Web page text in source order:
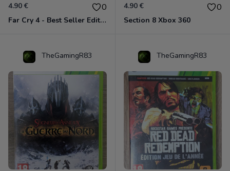
4.90 € 0
Far Cry 4 - Best Seller Edition Xbox 360
4.90 € 0
Section 8 Xbox 360
TheGamingR83 TheGamingR83